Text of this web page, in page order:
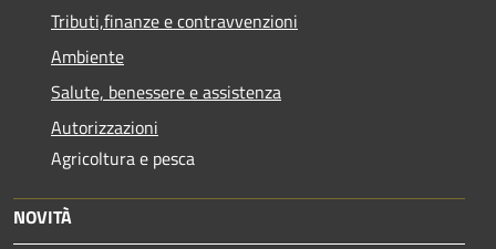
Tributi,finanze e contravvenzioni
Ambiente
Salute, benessere e assistenza
Autorizzazioni
Agricoltura e pesca
NOVITÀ